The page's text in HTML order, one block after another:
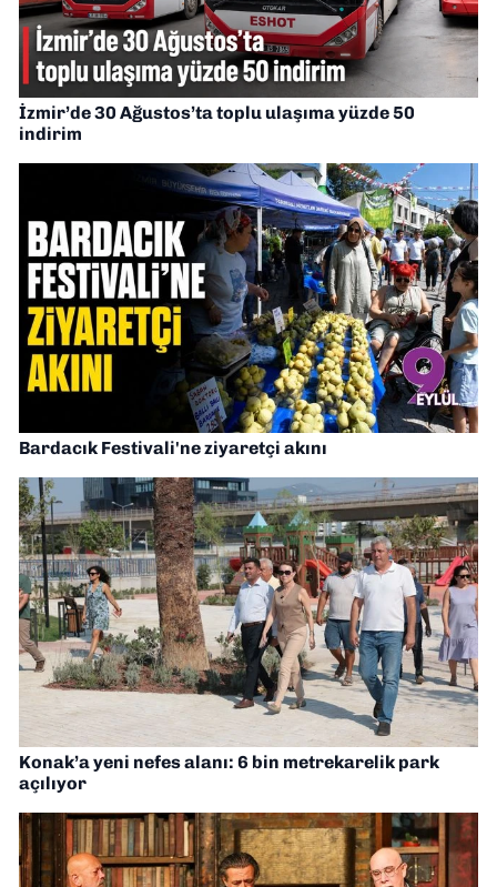
İzmir’de 30 Ağustos’ta toplu ulaşıma yüzde 50
indirim
Bardacık Festivali'ne ziyaretçi akını
Konak’a yeni nefes alanı: 6 bin metrekarelik park
açılıyor